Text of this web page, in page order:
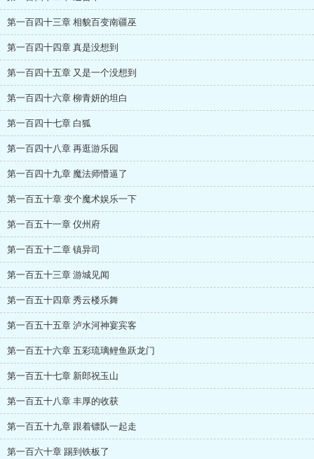
第一百四十三章 相貌百变南疆巫
第一百四十四章 真是没想到
第一百四十五章 又是一个没想到
第一百四十六章 柳青妍的坦白
第一百四十七章 白狐
第一百四十八章 再逛游乐园
第一百四十九章 魔法师懵逼了
第一百五十章 变个魔术娱乐一下
第一百五十一章 仪州府
第一百五十二章 镇异司
第一百五十三章 游城见闻
第一百五十四章 秀云楼乐舞
第一百五十五章 泸水河神宴宾客
第一百五十六章 五彩琉璃鲤鱼跃龙门
第一百五十七章 新郎祝玉山
第一百五十八章 丰厚的收获
第一百五十九章 跟着镖队一起走
第一百六十章 踢到铁板了